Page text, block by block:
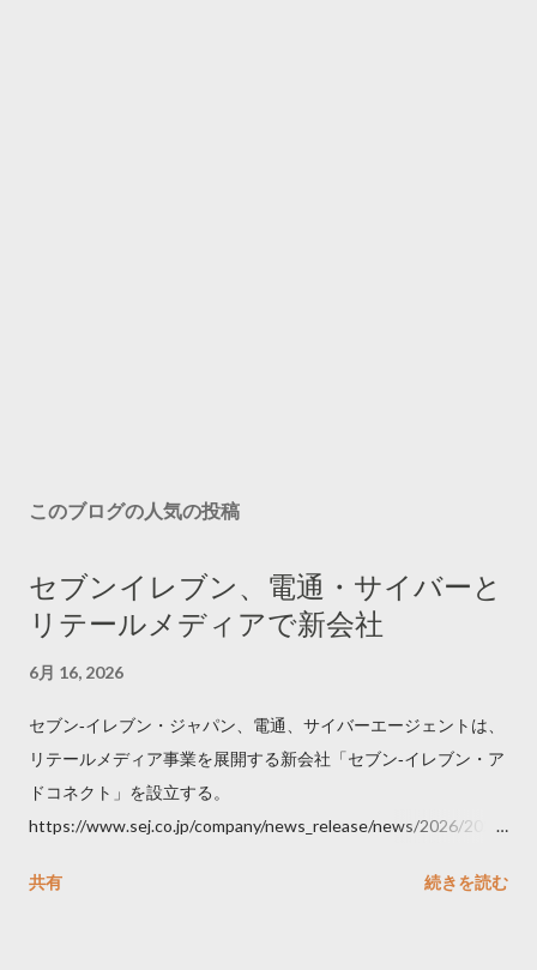
このブログの人気の投稿
セブンイレブン、電通・サイバーと
リテールメディアで新会社
6月 16, 2026
セブン‐イレブン・ジャパン、電通、サイバーエージェントは、
リテールメディア事業を展開する新会社「セブン‐イレブン・ア
ドコネクト」を設立する。
https://www.sej.co.jp/company/news_release/news/2026/2026
共有
続きを読む